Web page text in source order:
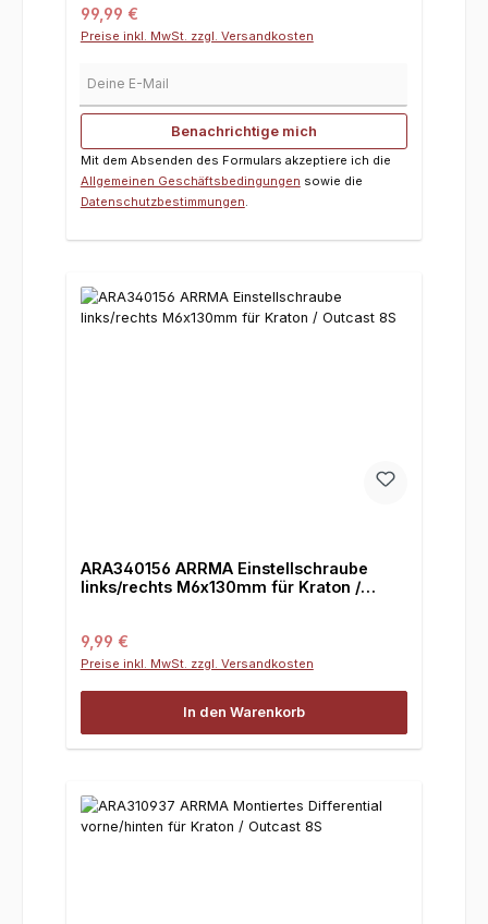
Regulärer Preis:
99,99 €
Preise inkl. MwSt. zzgl. Versandkosten
Benachrichtige mich
Mit dem Absenden des Formulars akzeptiere ich die
Allgemeinen Geschäftsbedingungen sowie die
Datenschutzbestimmungen.
ARA340156 ARRMA Einstellschraube
links/rechts M6x130mm für Kraton /
Regulärer Preis:
9,99 €
Preise inkl. MwSt. zzgl. Versandkosten
In den Warenkorb